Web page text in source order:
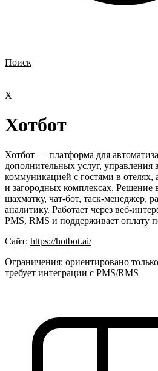
Поиск
Х
Хотбот
Хотбот — платформа для
дополнительных услуг, управления
коммуникацией с гостями в отелях,
и загородных комплексах. Решение
шахматку, чат-бот, таск-менеджер,
аналитику. Работает через веб-
PMS, RMS и поддерживает оплату
Сайт: https://hotbot.ai/
Ограничения: ориентировано
требует интеграции с PMS/RMS